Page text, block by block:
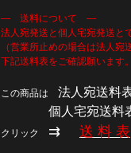
― 送料について ―
法人宛発送と個人宅宛発送と
（営業所止めの場合は法人宛
下記送料表をご確認願います。
この商品は 法人宛送料
個人宅宛送料
クリック ⇉ 送 料 表